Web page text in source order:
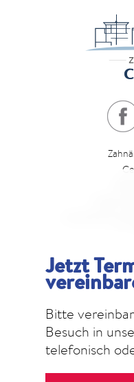
Samstag: 09.00 -
Jetzt
Bitte
Besuch in
telefonisch